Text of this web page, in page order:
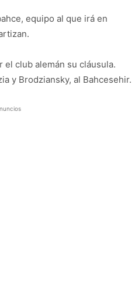
equipo al que irá en
el club alemán su cláusula.
y Brodziansky, al Bahcesehir.